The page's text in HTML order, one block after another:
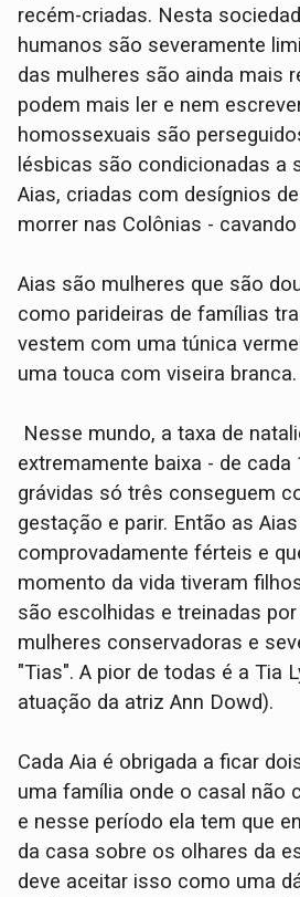
recém-criadas. Nesta
humanos são severamente
das mulheres são ainda mais
podem mais ler e nem
homossexuais são
lésbicas são condicionadas a
Aias, criadas com desígnios
morrer nas Colônias -
Aias são mulheres que são
como parideiras de famílias
vestem com uma túnica
uma touca com viseira branca.
Nesse mundo, a taxa de
extremamente baixa - de cada
grávidas só três conseguem
gestação e parir. Então as
comprovadamente férteis e
momento da vida tiveram
são escolhidas e treinadas
mulheres conservadoras e
"Tias". A pior de todas é a Tia
atuação da atriz Ann Dowd).
Cada Aia é obrigada a ficar
uma família onde o casal não
e nesse período ela tem que
da casa sobre os olhares da
deve aceitar isso como uma